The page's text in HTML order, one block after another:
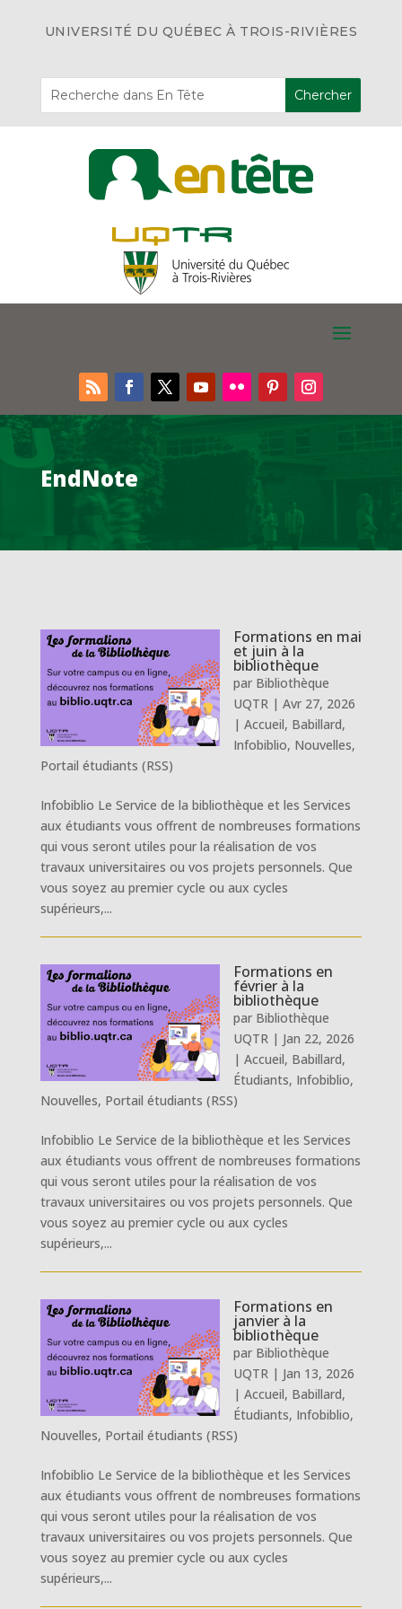
UNIVERSITÉ DU QUÉBEC À TROIS-RIVIÈRES
EndNote
Formations en mai
et juin à la
bibliothèque
par Bibliothèque
UQTR| Avr 27, 2026
| Accueil, Babillard,
Infobiblio, Nouvelles,
Portail étudiants (RSS)
Infobiblio Le Service de la bibliothèque et les Services
aux étudiants vous offrent de nombreuses formations
qui vous seront utiles pour la réalisation de vos
travaux universitaires ou vos projets personnels. Que
vous soyez au premier cycle ou aux cycles
supérieurs,...
Formations en
février à la
bibliothèque
par Bibliothèque
UQTR| Jan 22, 2026
| Accueil, Babillard,
Étudiants, Infobiblio,
Nouvelles, Portail étudiants (RSS)
Infobiblio Le Service de la bibliothèque et les Services
aux étudiants vous offrent de nombreuses formations
qui vous seront utiles pour la réalisation de vos
travaux universitaires ou vos projets personnels. Que
vous soyez au premier cycle ou aux cycles
supérieurs,...
Formations en
janvier à la
bibliothèque
par Bibliothèque
UQTR| Jan 13, 2026
| Accueil, Babillard,
Étudiants, Infobiblio,
Nouvelles, Portail étudiants (RSS)
Infobiblio Le Service de la bibliothèque et les Services
aux étudiants vous offrent de nombreuses formations
qui vous seront utiles pour la réalisation de vos
travaux universitaires ou vos projets personnels. Que
vous soyez au premier cycle ou aux cycles
supérieurs,...